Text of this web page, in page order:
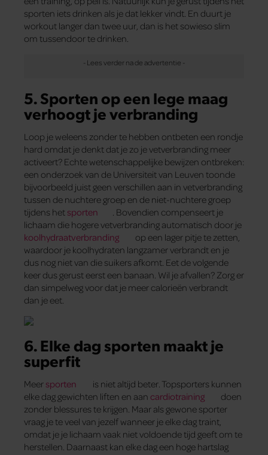
sporten iets drinken als je dat lekker vindt. En duurt je
work­out langer dan twee uur, dan is het sowieso slim
om tussendoor te drinken.
5. Sporten op een lege maag
verhoogt je verbranding
Loop je weleens zonder te hebben ontbeten een rondje
hard omdat je denkt dat je zo je vetverbranding meer
activeert? Echte wetenschappelijke bewijzen ontbreken:
een onderzoek van de Universiteit van Leuven toonde
bijvoorbeeld juist geen verschillen aan in vetverbranding
tussen de nuchtere groep en de niet-nuchtere groep
tijdens hetsporten
. Bovendien compenseert je
lichaam die hogere vetverbranding automatisch door je
koolhydraatverbranding
op een lager pitje te zetten,
waardoor je koolhydraten langzamer verbrandt en je
dus nog niet van die suikers afkomt. Eet de volgende
keer dus gerust eerst een banaan. Wil je afvallen? Zorg er
dan simpelweg voor dat je meer calorieën verbrandt
dan je eet.
6. Elke dag sporten maakt je
superfit
Meersporten
is niet altijd beter. Topsporters kunnen
elke dag gewichten liften en aan cardiotraining
doen
zonder blessures te krijgen. Maar als gewone sporter
vraag je te veel van jezelf wanneer je elke dag traint,
omdat je je lichaam vaak niet voldoende tijd geeft om te
herstellen. Daarnaast kan elke dag een hoge hartslag